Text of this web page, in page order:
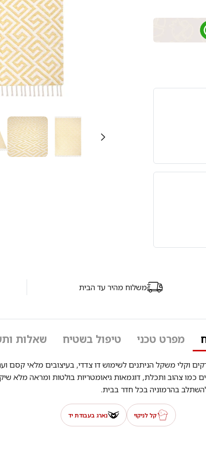
משלוח מהיר עד הבית
מפרט טכני טיפול בשטיח שאלות
וקלי משקל הניתנים לשימוש דו צדדי, בעיצובים מלאי קסם
כמו צהוב ותכלת, דוגמאות גיאומטריות בולטות ומראה מלא
בהרמוניה בכל חדר בבית.
קל לניקוי נארג בעבודת יד